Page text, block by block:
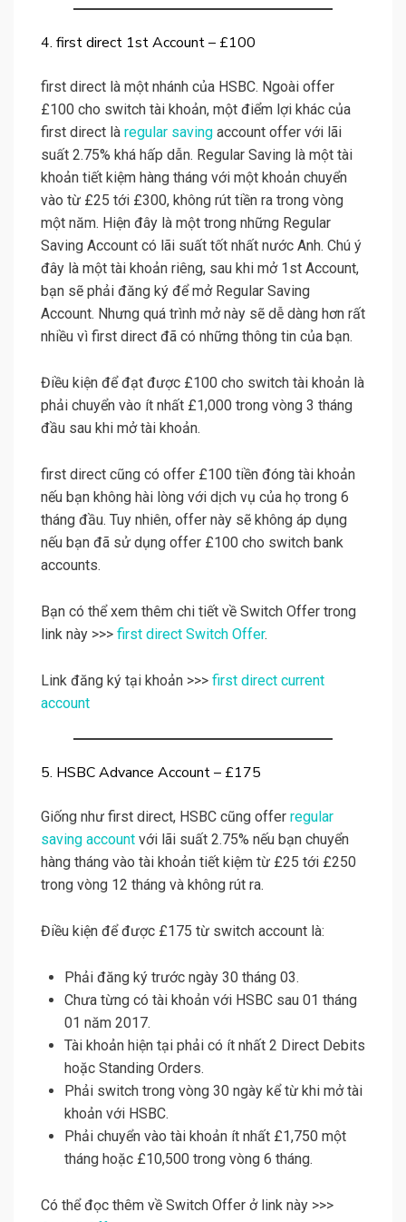
4. first direct 1st Account – £100
first direct là một nhánh của HSBC. Ngoài offer
£100 cho switch tài khoản, một điểm lợi khác của
first direct là regular saving account offer với lãi
suất 2.75% khá hấp dẫn. Regular Saving là một tài
khoản tiết kiệm hàng tháng với một khoản chuyển
vào từ £25 tới £300, không rút tiền ra trong vòng
một năm. Hiện đây là một trong những Regular
Saving Account có lãi suất tốt nhất nước Anh. Chú ý
đây là một tài khoản riêng, sau khi mở 1st Account,
bạn sẽ phải đăng ký để mở Regular Saving
Account. Nhưng quá trình mở này sẽ dễ dàng hơn rất
nhiều vì first direct đã có những thông tin của bạn.
Điều kiện để đạt được £100 cho switch tài khoản là
phải chuyển vào ít nhất £1,000 trong vòng 3 tháng
đầu sau khi mở tài khoản.
first direct cũng có offer £100 tiền đóng tài khoản
nếu bạn không hài lòng với dịch vụ của họ trong 6
tháng đầu. Tuy nhiên, offer này sẽ không áp dụng
nếu bạn đã sử dụng offer £100 cho switch bank
accounts.
Bạn có thể xem thêm chi tiết về Switch Offer trong
link này >>> first direct Switch Offer.
Link đăng ký tại khoản >>> first direct current
account
5. HSBC Advance Account – £175
Giống như first direct, HSBC cũng offer regular
saving account với lãi suất 2.75% nếu bạn chuyển
hàng tháng vào tài khoản tiết kiệm từ £25 tới £250
trong vòng 12 tháng và không rút ra.
Điều kiện để được £175 từ switch account là:
Phải đăng ký trước ngày 30 tháng 03.
Chưa từng có tài khoản với HSBC sau 01 tháng
01 năm 2017.
Tài khoản hiện tại phải có ít nhất 2 Direct Debits
hoặc Standing Orders.
Phải switch trong vòng 30 ngày kể từ khi mở tài
khoản với HSBC.
Phải chuyển vào tài khoản ít nhất £1,750 một
tháng hoặc £10,500 trong vòng 6 tháng.
Có thể đọc thêm về Switch Offer ở link này >>>